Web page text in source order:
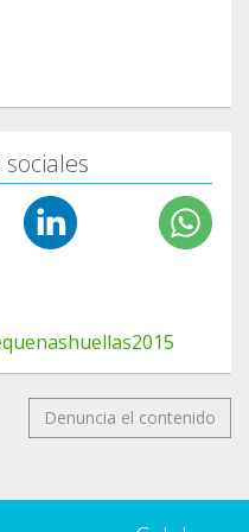
Denuncia el contenido